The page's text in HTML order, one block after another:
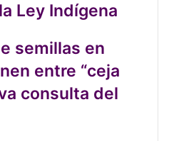
Ley Indígena
semillas en
entre “ceja
consulta del